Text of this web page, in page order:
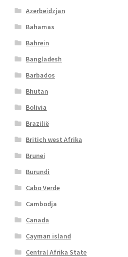
Azerbeidzjan
Bahamas
Bahrein
Bangladesh
Barbados
Bhutan
Bolivia
Brazilië
Britich west Afrika
Brunei
Burundi
Cabo Verde
Cambodja
Canada
Cayman island
Central Afrika State